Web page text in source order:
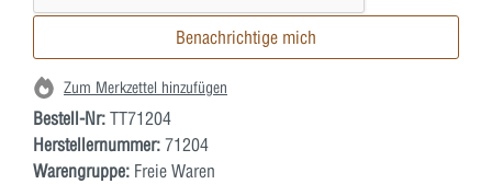
Benachrichtige mich
Zum Merkzettel hinzufügen
Bestell-Nr: TT71204
Herstellernummer: 71204
Warengruppe: Freie Waren